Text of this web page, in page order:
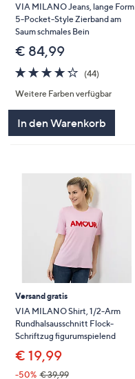
VIA MILANO Jeans, lange Form
5-Pocket-Style Zierband am
Saum schmales Bein
€ 84,99
4.2
von
5
(44)
Weitere Farben verfügbar
In den Warenkorb
Versand gratis
VIA MILANO Shirt, 1/2-Arm
Rundhalsausschnitt Flock-
Schriftzug figurumspielend
€ 19,99
-50% € 39,99